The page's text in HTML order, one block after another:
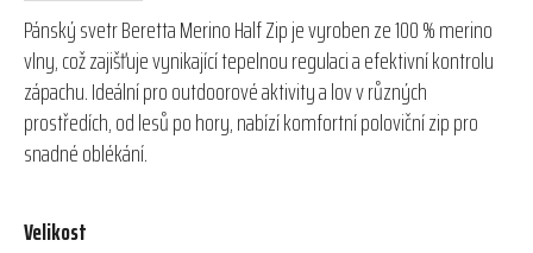
Pánský svetr Beretta Merino Half Zip je vyroben ze 100 % merino
vlny, což zajišťuje vynikající tepelnou regulaci a efektivní kontrolu
zápachu. Ideální pro outdoorové aktivity a lov v různých
prostředích, od lesů po hory, nabízí komfortní poloviční zip pro
snadné oblékání.
Velikost